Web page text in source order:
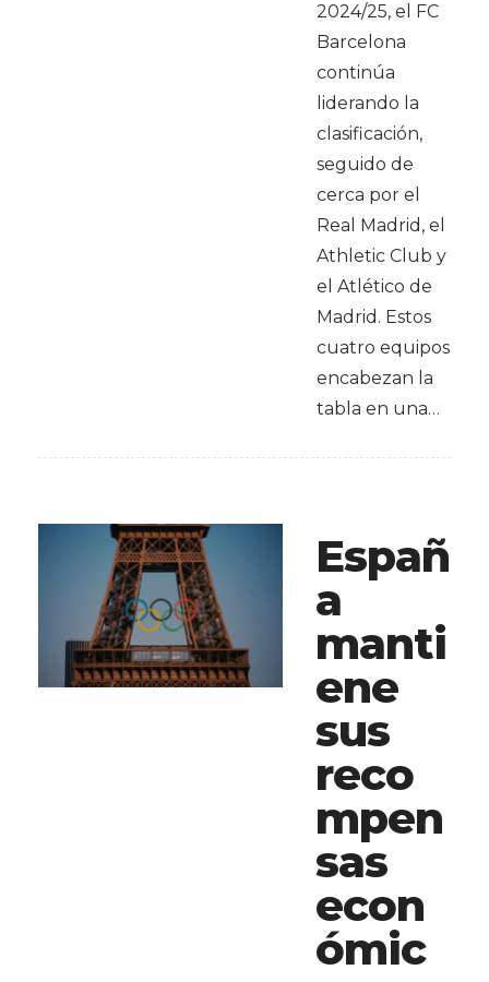
2024/25, el FC
Barcelona
continúa
liderando la
clasificación,
seguido de
cerca por el
Real Madrid, el
Athletic Club y
el Atlético de
Madrid. Estos
cuatro equipos
encabezan la
tabla en una…
Españ
a
manti
ene
sus
reco
mpen
sas
econ
ómic